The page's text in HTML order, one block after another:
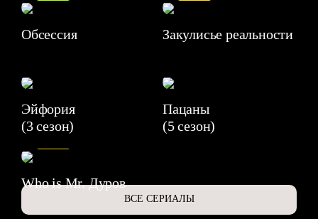
Обсессия Закулисье реальности
Эйфория
(3 сезон)
Пацаны
(5 сезон)
Who is Mr. Дуров
ВСЕ СЕРИАЛЫ